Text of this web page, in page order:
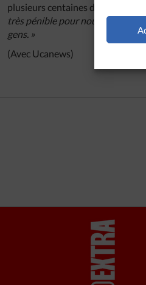
plusieurs centaines de sans-abri.
très pénible pour nous. Nous
gens. »
(Avec Ucanews)